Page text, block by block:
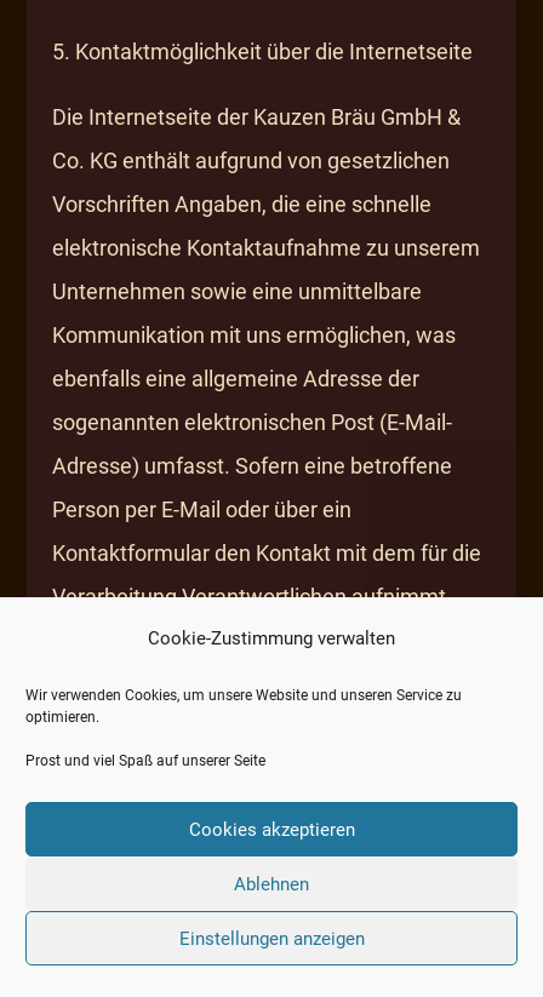
Cookie-Zustimmung verwalten
Wir verwenden Cookies, um unsere Website und unseren Service zu
optimieren.
Prost und viel Spaß auf unserer Seite
Cookies akzeptieren
Ablehnen
Einstellungen anzeigen
5. Kontaktmöglichkeit über die Internetseite
Die Internetseite der Kauzen Bräu GmbH &
Co. KG enthält aufgrund von gesetzlichen
Vorschriften Angaben, die eine schnelle
elektronische Kontaktaufnahme zu unserem
Unternehmen sowie eine unmittelbare
Kommunikation mit uns ermöglichen, was
ebenfalls eine allgemeine Adresse der
sogenannten elektronischen Post (E-Mail-
Adresse) umfasst. Sofern eine betroffene
Person per E-Mail oder über ein
Kontaktformular den Kontakt mit dem für die
Verarbeitung Verantwortlichen aufnimmt,
werden die von der betroffenen Person
übermittelten personenbezogenen Daten
automatisch gespeichert. Solche auf
freiwilliger Basis von einer betroffenen
Verantwortlichen übermittelten
Zwecke der Bearbeitung oder der